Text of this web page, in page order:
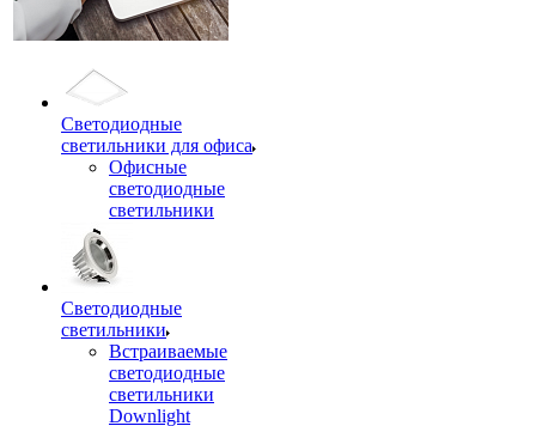
Светодиодные
светильники для офиса
Офисные
светодиодные
светильники
Светодиодные
светильники
Встраиваемые
светодиодные
светильники
Downlight